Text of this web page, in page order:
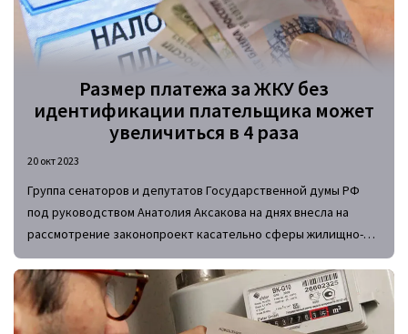
Размер платежа за ЖКУ без
идентификации плательщика может
увеличиться в 4 раза
20 окт 2023
Группа сенаторов и депутатов Государственной думы РФ
под руководством Анатолия Аксакова на днях внесла на
рассмотрение законопроект касательно сферы жилищно-
коммунальных услуг. Если он будет принят в неизменном
виде, максимальный размер платежей за ЖКУ без
идентификации плательщика увеличится сразу в 4 раза.